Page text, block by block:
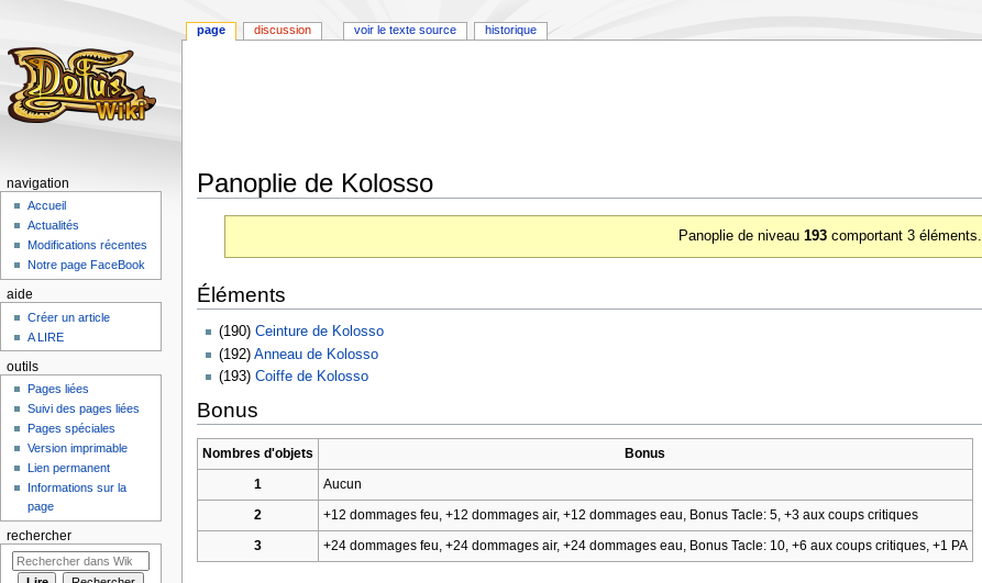
Panoplie de Kolosso
navigation
recherche
Panoplie de niveau193 comportant 3 éléments.
Éléments
(190)Ceinture de Kolosso
(192)Anneau de Kolosso
(193)Coiffe de Kolosso
Bonus
Nombres d'objets
Bonus
1
Aucun
2
+12 dommages feu, +12 dommages air, +12 dommages eau, Bonus Tacle: 5, +3 aux coups critiques
3
+24 dommages feu, +24 dommages air, +24 dommages eau, Bonus Tacle: 10, +6 aux coups critiques, +1 PA
page discussion voir le texte source historique
navigation
Accueil
Actualités
Modifications récentes
Notre page FaceBook
aide
Créer un article
A LIRE
outils
Pages liées
Suivi des pages liées
Pages spéciales
Version imprimable
Lien permanent
Informations sur la
page
rechercher